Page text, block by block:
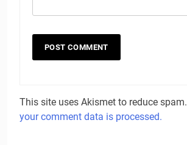
This site uses Akismet to reduce spam.
your comment data is processed.